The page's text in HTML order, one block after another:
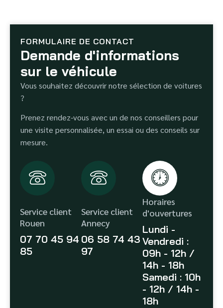
FORMULAIRE DE CONTACT
Demande d'informations
sur le véhicule
Vous souhaitez découvrir notre sélection de voitures
?
Prenez rendez-vous avec un de nos conseillers pour
une visite personnalisée, un essai ou des conseils sur
mesure.
Service client
Rouen
07 70 45 94
85
Service client
Annecy
06 58 74 43
97
Horaires
d'ouvertures
Lundi -
Vendredi :
09h - 12h /
14h - 18h
Samedi : 10h
- 12h / 14h -
18h